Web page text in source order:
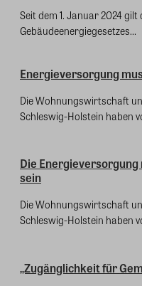
Seit dem 1. Januar 2024
Gebäudeenergiegesetzes...
Energieversorgung
Die Wohnungswirtschaft
Schleswig-Holstein haben
Die
sein
Die Wohnungswirtschaft
Schleswig-Holstein haben
„Zugänglichkeit für